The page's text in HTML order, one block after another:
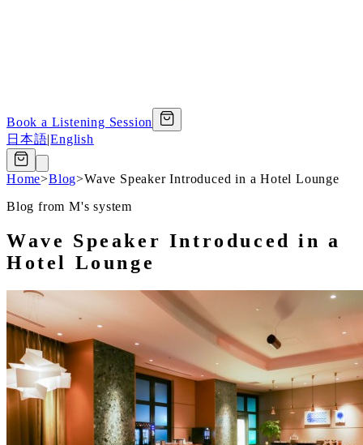
Book a Listening Session
日本語|English
Home>Blog>Wave Speaker Introduced in a Hotel Lounge
Blog from M's system
Wave Speaker Introduced in a
Hotel Lounge